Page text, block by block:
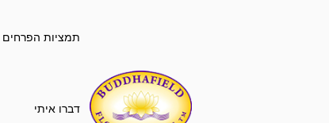
תמציות הפרחים
דברו איתי